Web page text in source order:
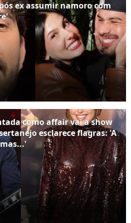
ex assumir namoro com
como affair vai a show
esclarece flagras: 'A